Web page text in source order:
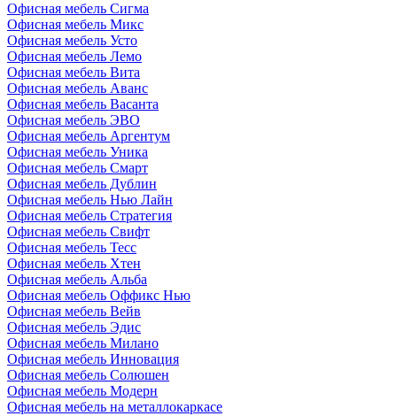
Офисная мебель Сигма
Офисная мебель Микс
Офисная мебель Усто
Офисная мебель Лемо
Офисная мебель Вита
Офисная мебель Аванс
Офисная мебель Васанта
Офисная мебель ЭВО
Офисная мебель Аргентум
Офисная мебель Уника
Офисная мебель Смарт
Офисная мебель Дублин
Офисная мебель Нью Лайн
Офисная мебель Стратегия
Офисная мебель Свифт
Офисная мебель Тесс
Офисная мебель Хтен
Офисная мебель Альба
Офисная мебель Оффикс Нью
Офисная мебель Вейв
Офисная мебель Эдис
Офисная мебель Милано
Офисная мебель Инновация
Офисная мебель Солюшен
Офисная мебель Модерн
Офисная мебель на металлокаркасе